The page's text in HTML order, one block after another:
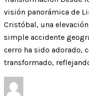
visión panorámica de
Cristóbal, una
simple accidente
cerro ha sido adorado,
transformado,